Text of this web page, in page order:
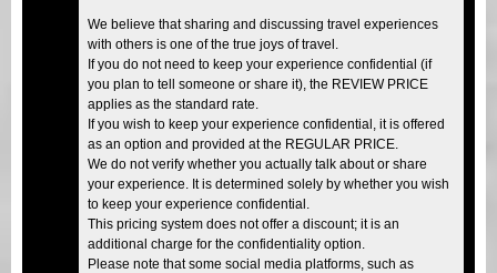
We believe that sharing and discussing travel experiences
with others is one of the true joys of travel.
If you do not need to keep your experience confidential (if
you plan to tell someone or share it), the REVIEW PRICE
applies as the standard rate.
If you wish to keep your experience confidential, it is offered
as an option and provided at the REGULAR PRICE.
We do not verify whether you actually talk about or share
your experience. It is determined solely by whether you wish
to keep your experience confidential.
This pricing system does not offer a discount; it is an
additional charge for the confidentiality option.
Please note that some social media platforms, such as